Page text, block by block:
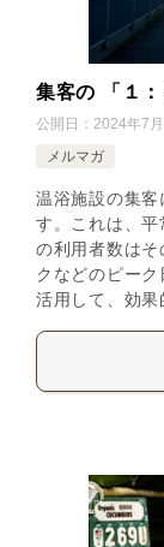
集客の 「１：
公開日： 2024年7月
メルマガ
温浴施設の集客
す。これは、
の利用者数は
クなどのピー
活用して、効果